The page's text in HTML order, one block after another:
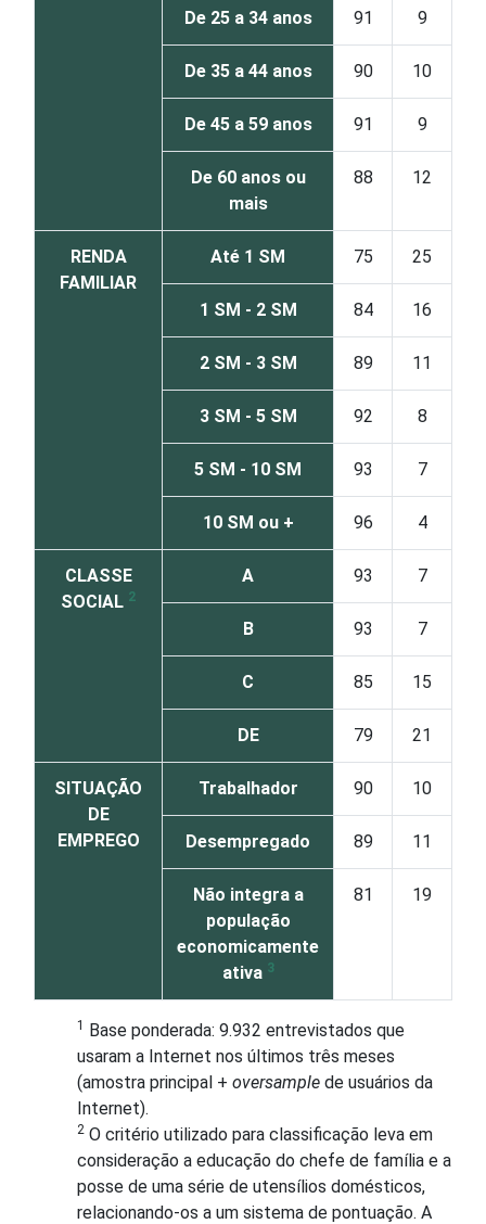
De 25 a 34 anos 91 9
De 35 a 44 anos 90 10
De 45 a 59 anos 91 9
De 60 anos ou
mais
88 12
RENDA
FAMILIAR
Até 1 SM 75 25
1 SM - 2 SM 84 16
2 SM - 3 SM 89 11
3 SM - 5 SM 92 8
5 SM - 10 SM 93 7
10 SM ou + 96 4
CLASSE
SOCIAL 2
A 93 7
B 93 7
C 85 15
DE 79 21
SITUAÇÃO
DE
EMPREGO
Trabalhador 90 10
Desempregado 89 11
Não integra a
população
economicamente
ativa 3
81 19
1 Base ponderada: 9.932 entrevistados que
usaram a Internet nos últimos três meses
(amostra principal + oversample de usuários da
Internet).
2 O critério utilizado para classificação leva em
consideração a educação do chefe de família e a
posse de uma série de utensílios domésticos,
relacionando-os a um sistema de pontuação. A